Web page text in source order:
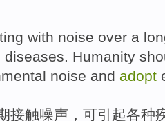
with noise over a
diseases. Humanity
noise and adopt
接触噪声 ， 可引起各种